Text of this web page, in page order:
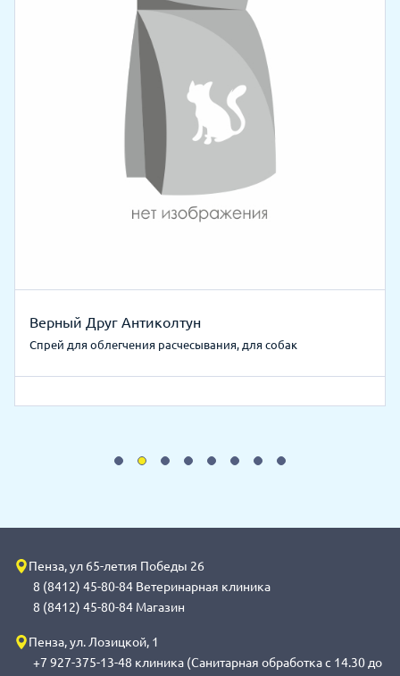
Верный Друг Антиколтун
Спрей для облегчения расчесывания, для собак
Пенза, ул 65-летия Победы 26
8 (8412) 45-80-84 Ветеринарная клиника
8 (8412) 45-80-84 Магазин
Пенза, ул. Лозицкой, 1
+7 927-375-13-48 клиника (Санитарная обработка с 14.30 до